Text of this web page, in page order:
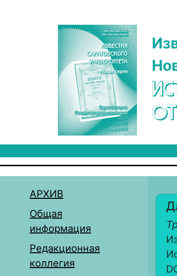
АРХИВ
Общая
информация
Редакционная
коллегия